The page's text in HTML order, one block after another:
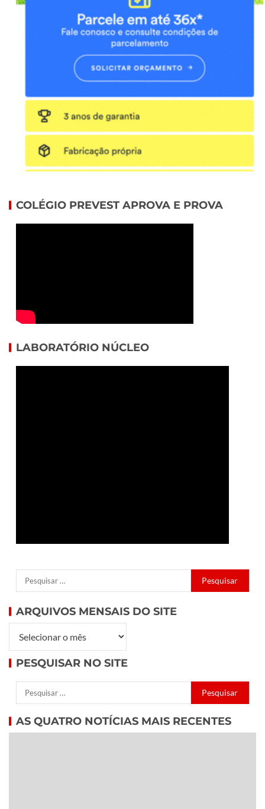
COLÉGIO PREVEST APROVA E PROVA
LABORATÓRIO NÚCLEO
ARQUIVOS MENSAIS DO SITE
PESQUISAR NO SITE
AS QUATRO NOTÍCIAS MAIS RECENTES